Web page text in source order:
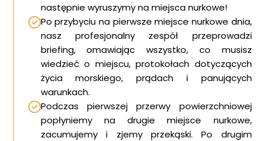
następnie wyruszymy na miejsca nurkowe!
Po przybyciu na pierwsze miejsce nurkowe dnia,
nasz profesjonalny zespół przeprowadzi
briefing, omawiając wszystko, co musisz
wiedzieć o miejscu, protokołach dotyczących
życia morskiego, prądach i panujących
warunkach.
Podczas pierwszej przerwy powierzchniowej
popłyniemy na drugie miejsce nurkowe,
zacumujemy i zjemy przekąski. Po drugim